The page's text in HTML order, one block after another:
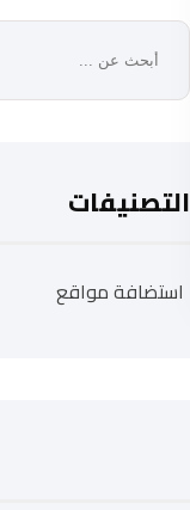
التصنيفات
استضافة مواقع